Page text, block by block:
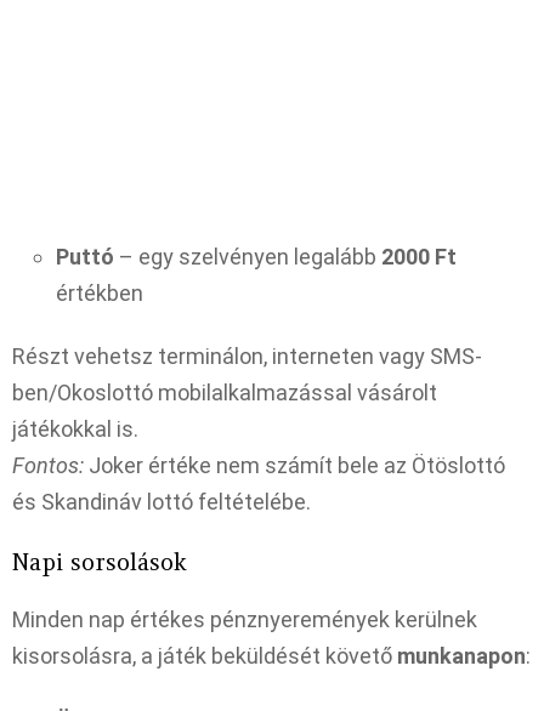
Puttó – egy szelvényen legalább 2000 Ft
értékben
Részt vehetsz terminálon, interneten vagy SMS-
ben/Okoslottó mobilalkalmazással vásárolt
játékokkal is.
Fontos: Joker értéke nem számít bele az Ötöslottó
és Skandináv lottó feltételébe.
Napi sorsolások
Minden nap értékes pénznyeremények kerülnek
kisorsolásra, a játék beküldését követő munkanapon: